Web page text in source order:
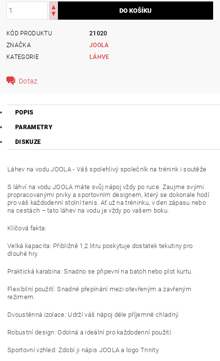
KÓD PRODUKTU
21020
ZNAČKA
JOOLA
KATEGORIE
LÁHVE
Dotaz
POPIS
PARAMETRY
DISKUZE
Láhev na vodu JOOLA - Váš spolehlivý společník na trénink i soutěže
S láhví na vodu JOOLA máte svůj nápoj vždy po ruce. Zaujme svými
propracovanými prvky a sportovním designem, který se dokonale hodí
pro váš každodenní stolní tenis. Ať už na tréninku, v den zápasu nebo
na cestách – tato láhev na vodu je vždy po vašem boku.
Klíčová fakta:
Velká kapacita: Přibližně 1,2 litru poskytuje dostatek tekutiny pro
dlouhé hry.
Praktická karabina: Snadno se připevní na batoh nebo plot kurtu.
Flexibilní použití: Snadné přepínání mezi otevřeným a zavřeným
režimem.
Dvoustěnná izolace: Udrží váš nápoj déle příjemně chladný.
Robustní design: Odolná a ideální pro každodenní použití.
Sportovní vzhled: Zdobí ji nápis JOOLA a logo Trinity.